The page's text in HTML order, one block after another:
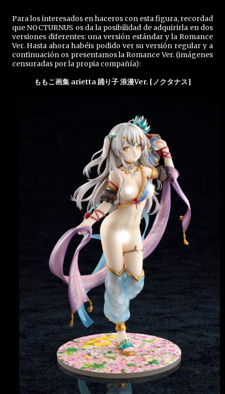
Para los interesados en haceros con esta figura, recordad
que NOCTURNUS os da la posibilidad de adquirirla en dos
versiones diferentes: una versión estándar y la Romance
Ver. Hasta ahora habéis podido ver su versión regular y a
continuación os presentamos la Romance Ver. (imágenes
censuradas por la propia compañía):
ももこ画集 arietta 踊り子 浪漫Ver. [ノクタナス]